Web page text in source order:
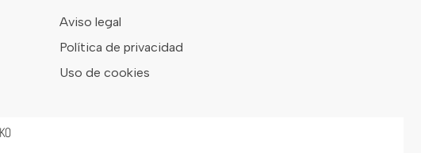
Aviso legal
Política de privacidad
Uso de cookies